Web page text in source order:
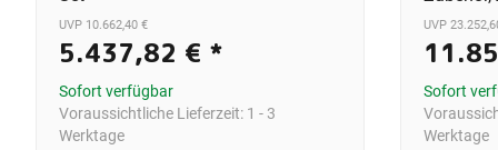
UVP 10.662,40 €
5.437,82 € *
Sofort verfügbar
Voraussichtliche Lieferzeit: 1 - 3
Werktage
UVP
Sofort
Werktage